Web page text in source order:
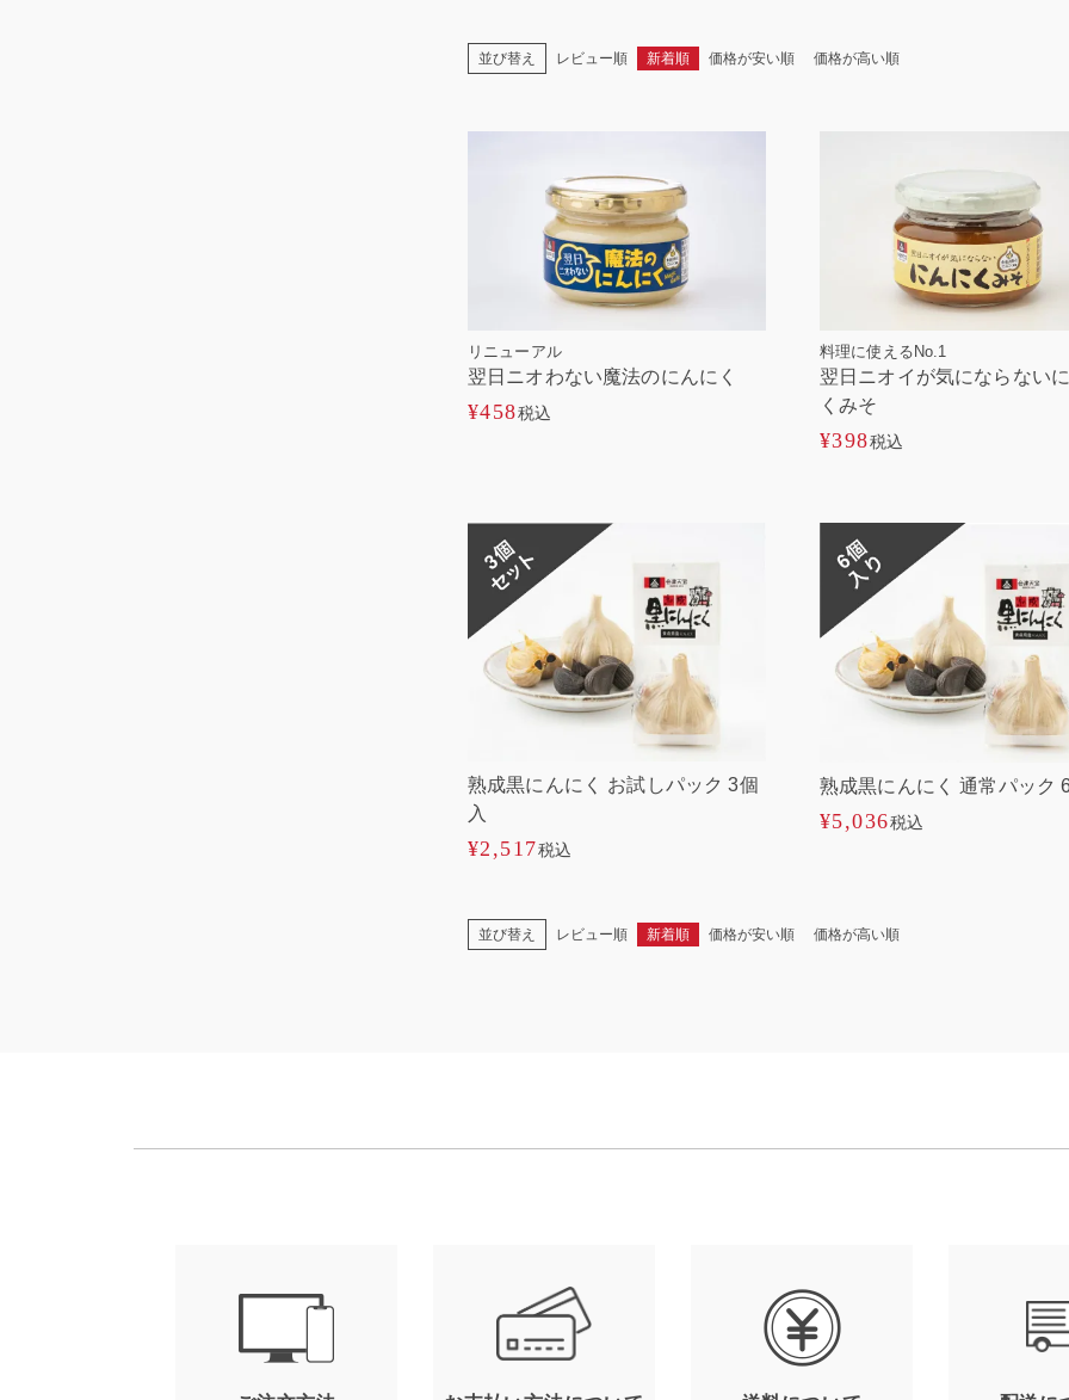
並び替え レビュー順 新着順 価格が安い順 価格が高い順
リニューアル
翌日ニオわない魔法のにんにく
¥458税込
料理に使えるNo.1
翌日ニオイが気にならない
くみそ
¥398税込
熟成黒にんにく お試しパック 3個
入
¥2,517税込
熟成黒にんにく 通常パック
¥5,036税込
並び替え レビュー順 新着順 価格が安い順 価格が高い順